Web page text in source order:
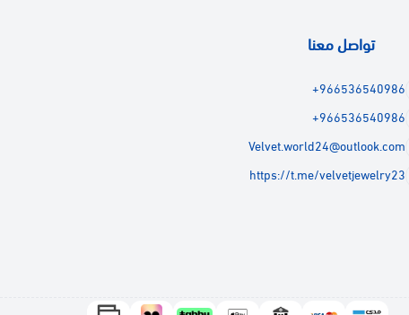
تواصل معنا
+966536540986
+966536540986
Velvet.world24@outlook.com
https://t.me/velvetjewelry23